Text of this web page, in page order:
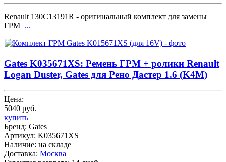
Renault 130C13191R - оригинальный комплект для замены
ГРМ ...
Gates K035671XS: Ремень ГРМ + ролики Renault
Logan Duster, Gates для Рено Дастер 1.6 (K4M)
Цена:
5040 руб.
купить
Бренд: Gates
Артикул: K035671XS
Наличие: на складе
Доставка: Москва